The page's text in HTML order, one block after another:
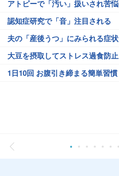
アトピーで「汚い」扱いされ苦悩
認知症研究で「音」注目される
夫の「産後うつ」にみられる症状
大豆を摂取してストレス過食防止
1日10回 お腹引き締まる簡単習慣